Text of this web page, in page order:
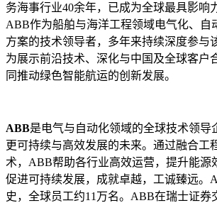
务海事行业40余年，已成为全球最具影响
ABB作为船舶与海洋工程领域电气化、自
方案的技术领导者，多年来持续深度参与
为展示前沿技术、深化与中国及全球客户
同推动绿色智能航运的创新发展。
ABB是电气与自动化领域的全球技术领导
更可持续与高效发展的未来。通过融合工
术，ABB帮助各行业高效运营，提升能源
促进可持续发展，成就卓越，工诚臻远。
史，全球员工约11万名。ABB在瑞士证券